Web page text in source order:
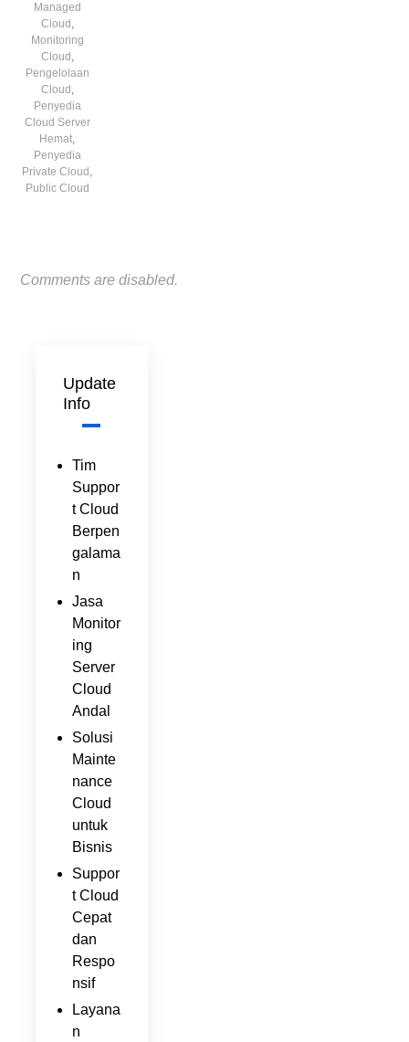
Managed
Cloud ,
Monitoring
Cloud ,
Pengelolaan
Cloud ,
Penyedia
Cloud Server
Hemat,
Penyedia
Private Cloud ,
Public Cloud
Comments are disabled.
Update
Info
Tim
Suppor
t Cloud
Berpen
galama
n
Jasa
Monitor
ing
Server
Cloud
Andal
Solusi
Mainte
nance
Cloud
untuk
Bisnis
Suppor
t Cloud
Cepat
dan
Respo
nsif
Layana
n